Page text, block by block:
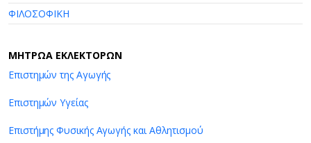
ΦΙΛΟΣΟΦΙΚΗ
ΜΗΤΡΩΑ ΕΚΛΕΚΤΟΡΩΝ
Επιστημών της Αγωγής
Επιστημών Υγείας
Επιστήμης Φυσικής Αγωγής και Αθλητισμού